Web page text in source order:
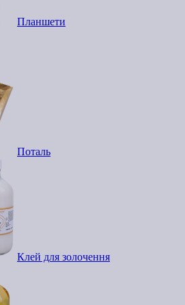
Планшети
Поталь
Клей для золочення